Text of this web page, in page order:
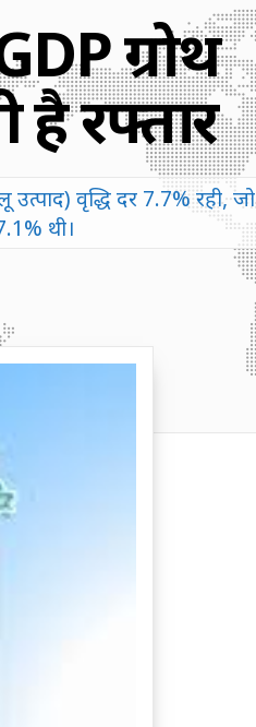
ग्रोथ
रफ्तार
वृद्धि दर 7.7% रही, जो
थी।